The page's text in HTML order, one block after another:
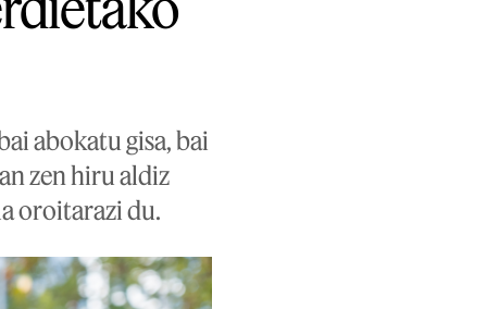
abokatu gisa, bai
zen hiru aldiz
oroitarazi du.